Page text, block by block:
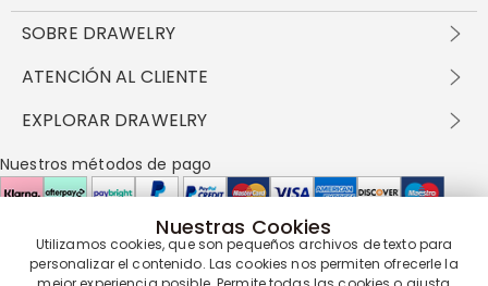
SOBRE DRAWELRY
Sobre nosotros
política de privacidad
Preguntas frecuentes
ATENCIÓN AL CLIENTE
Envío y entrega
Devolución en 60 días
Cómo cuidar
EXPLORAR DRAWELRY
Drawelry Prime
Programa de Recompensas
Nuestros métodos de pago
Nuestros socios de entrega
Nuestras Cookies
Utilizamos cookies, que son pequeños archivos de texto para
personalizar el contenido. Las cookies nos permiten ofrecerle la